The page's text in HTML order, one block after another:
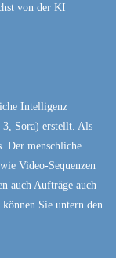
von der KI
Intelligenz
Sora) erstellt. Als
Der menschliche
Video-Sequenzen
auch Aufträge auch
Sie untern den